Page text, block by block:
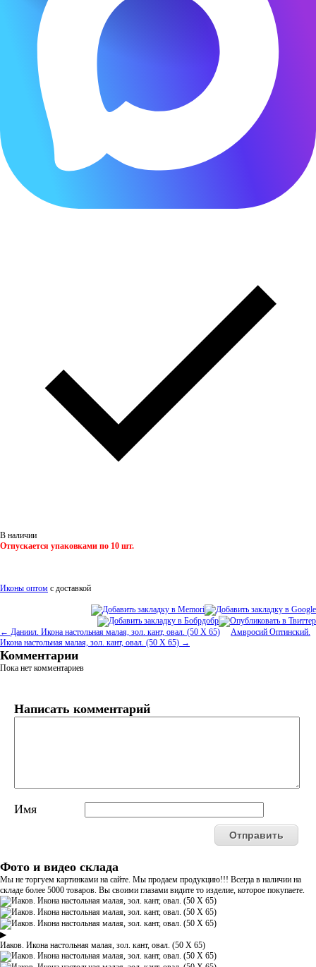
В наличии
Отпускается упаковками по 10 шт.
Иконы оптом с доставкой
← Даниил. Икона настольная малая, зол. кант, овал. (50 Х 65)
Амвросий Оптинский.
Икона настольная малая, зол. кант, овал. (50 Х 65) →
Комментарии
Пока нет комментариев
Написать комментарий
Имя
Фото и видео склада
Мы не торгуем картинками на сайте. Мы продаем продукцию!!! Всегда в наличии на
складе более 5000 товаров. Вы своими глазами видите то изделие, которое покупаете.
▶
Иаков. Икона настольная малая, зол. кант, овал. (50 Х 65)